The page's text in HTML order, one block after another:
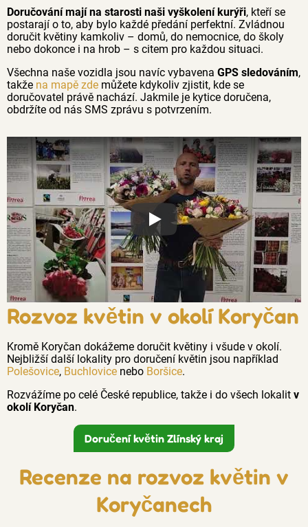
Doručování mají na starosti naši vyškolení kurýři, kteří se
postarají o to, aby bylo každé předání perfektní. Zvládnou
doručit květiny kamkoliv – domů, do nemocnice, do školy
nebo dokonce i na hrob – s citem pro každou situaci.
Všechna naše vozidla jsou navíc vybavena GPS sledováním,
takže na mapě zde můžete kdykoliv zjistit, kde se
doručovatel právě nachází. Jakmile je kytice doručena,
obdržíte od nás SMS zprávu s potvrzením.
Proč jsou květiny z Florea tak
Rozvoz květin v okolí Koryčan
Kromě Koryčan dokážeme doručit květiny i všude v okolí.
Nejbližší další lokality pro doručení květin jsou například
Polešovice, Buchlovice nebo Boršice.
Rozvážíme po celé České republice, takže i do všech lokalit v
okolí Koryčan.
Doručení květin Zlínský kraj
Recenze na rozvoz květin v
Koryčanech